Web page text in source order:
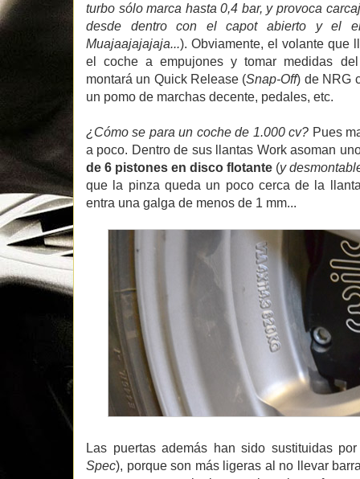
turbo sólo marca hasta 0,4 bar, y provoca
desde dentro con el capot abierto y el
Muajaajajajaja...). Obviamente, el volante que
el coche a empujones y tomar medidas
montará un Quick Release (Snap-Off) de NRG
un pomo de marchas decente, pedales, etc.
¿Cómo se para un coche de 1.000 cv? Pues
a poco. Dentro de sus llantas Work asoman
de 6 pistones en disco flotante (y
que la pinza queda un poco cerca de la
entra una galga de menos de 1 mm...
Las puertas además han sido sustituidas
Spec), porque son más ligeras al no llevar